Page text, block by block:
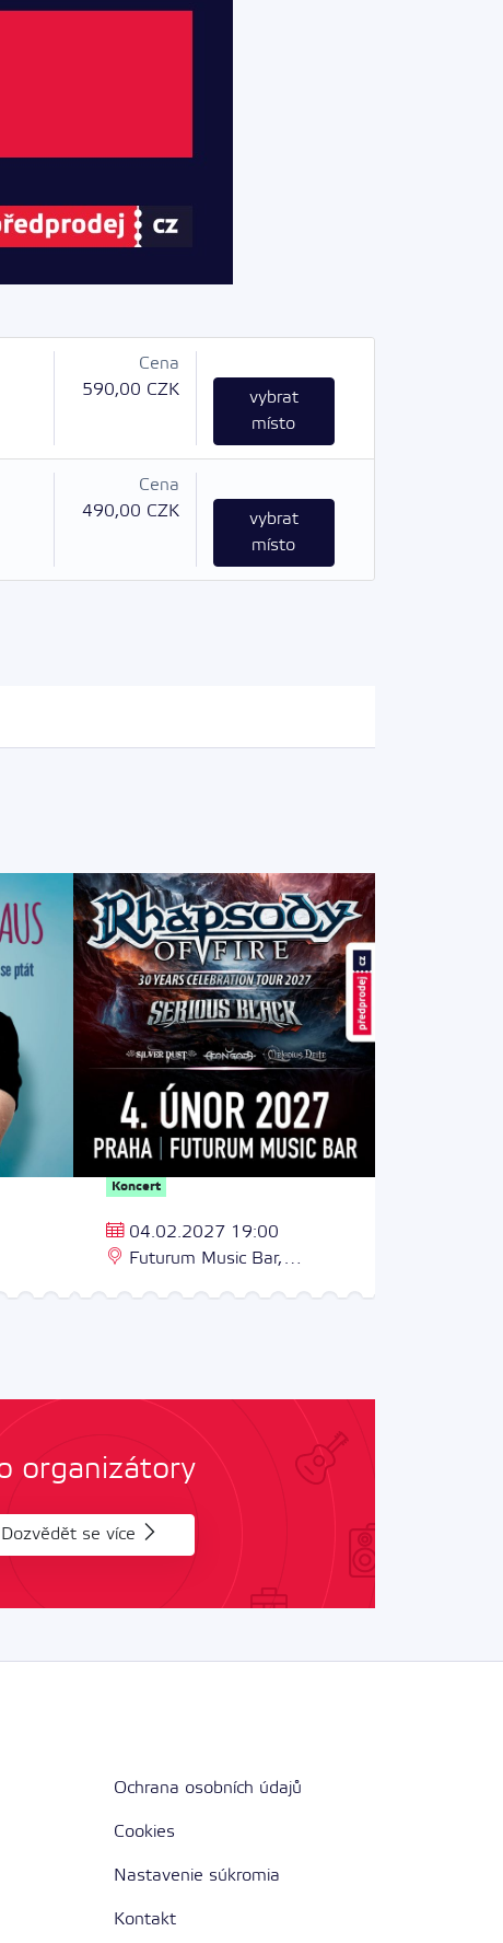
Cena
590,00 CZK
vybrat
místo
Cena
490,00 CZK
vybrat
místo
Koncert
04.02.2027 19:00
Futurum Music Bar,
organizátory
Dozvědět se více
Ochrana osobních údajů
Cookies
Nastavenie súkromia
Kontakt